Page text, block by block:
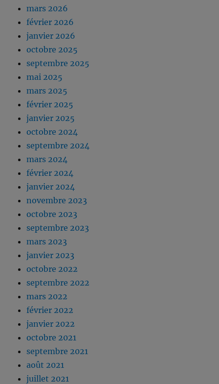
mars 2026
février 2026
janvier 2026
octobre 2025
septembre 2025
mai 2025
mars 2025
février 2025
janvier 2025
octobre 2024
septembre 2024
mars 2024
février 2024
janvier 2024
novembre 2023
octobre 2023
septembre 2023
mars 2023
janvier 2023
octobre 2022
septembre 2022
mars 2022
février 2022
janvier 2022
octobre 2021
septembre 2021
août 2021
juillet 2021